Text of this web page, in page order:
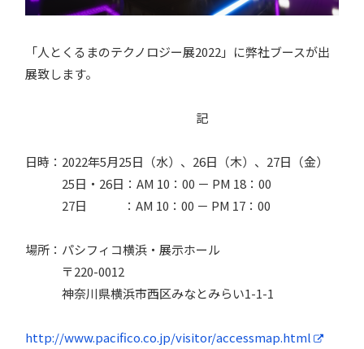
「人とくるまのテクノロジー展2022」に弊社ブースが出
展致します。
記
日時：2022年5月25日（水）、26日（木）、27日（金）
25日・26日：AM 10：00 － PM 18：00
27日 ：AM 10：00 － PM 17：00
場所：パシフィコ横浜・展示ホール
〒220-0012
神奈川県横浜市西区みなとみらい1-1-1
http://www.pacifico.co.jp/visitor/accessmap.html